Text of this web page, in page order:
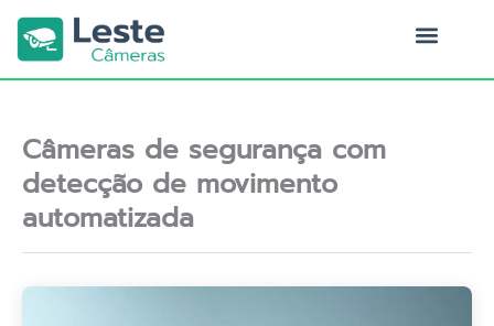
para
conteúdo
Câmeras de segurança com
detecção de movimento
automatizada